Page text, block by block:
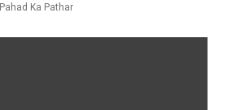
Pahad Ka Pathar